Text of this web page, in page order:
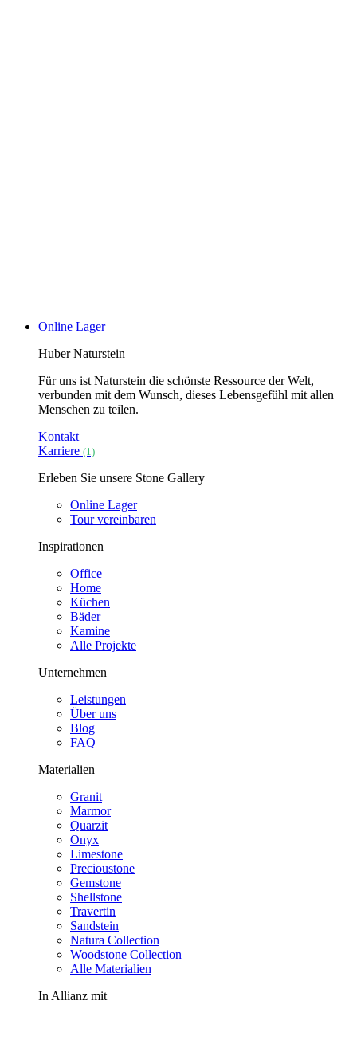
Online Lager
Huber Naturstein
Für uns ist Naturstein die schönste Ressource der Welt,
verbunden mit dem Wunsch, dieses Lebensgefühl mit allen
Menschen zu teilen.
Kontakt
Karriere (1)
Erleben Sie unsere Stone Gallery
Online Lager
Tour vereinbaren
Inspirationen
Office
Home
Küchen
Bäder
Kamine
Alle Projekte
Unternehmen
Leistungen
Über uns
Blog
FAQ
Materialien
Granit
Marmor
Quarzit
Onyx
Limestone
Precioustone
Gemstone
Shellstone
Travertin
Sandstein
Natura Collection
Woodstone Collection
Alle Materialien
In Allianz mit